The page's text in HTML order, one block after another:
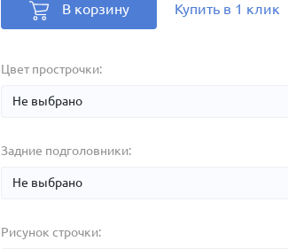
В корзину Купить в 1 клик
Цвет прострочки:
Задние подголовники:
Рисунок строчки: